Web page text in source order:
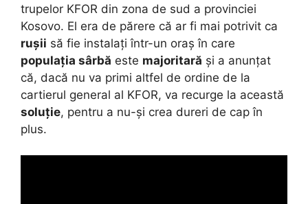
trupelor KFOR din zona de sud a provinciei
Kosovo. El era de părere că ar fi mai potrivit ca
rușii să fie instalați într-un oraș în care
populația sârbă este majoritară și a anunțat
că, dacă nu va primi altfel de ordine de la
cartierul general al KFOR, va recurge la această
soluție, pentru a nu-și crea dureri de cap în
plus.